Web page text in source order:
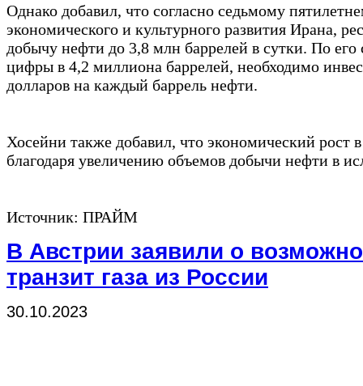
Однако добавил, что согласно седьмому
экономического и культурного развития Ирана,
добычу нефти до 3,8 млн баррелей в сутки. По его
цифры в 4,2 миллиона баррелей, необходимо
долларов на каждый баррель нефти.
Хосейни также добавил, что экономический рост
благодаря увеличению объемов добычи нефти в
Источник: ПРАЙМ
В Австрии заявили о
транзит газа из России
30.10.2023